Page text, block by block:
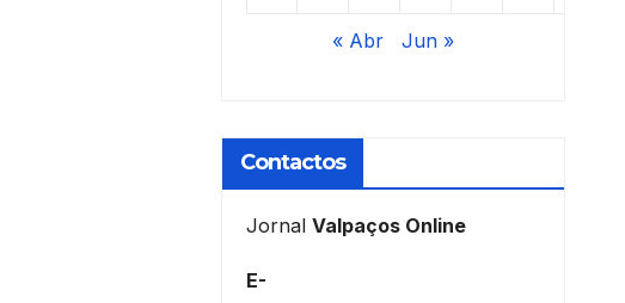
« Abr Jun »
Contactos
Jornal Valpaços Online
E-